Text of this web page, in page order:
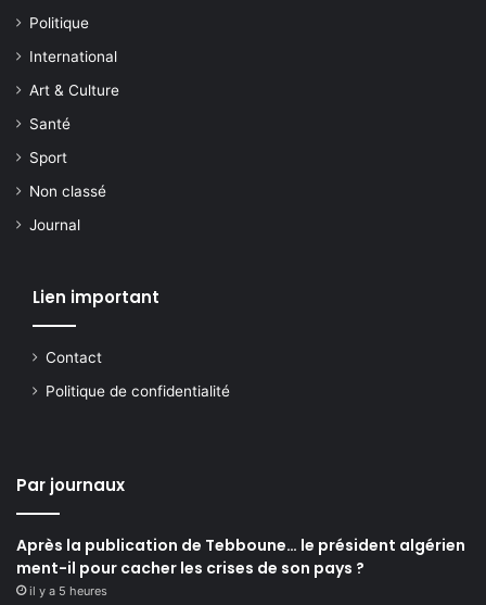
Politique
International
Art & Culture
Santé
Sport
Non classé
Journal
Lien important
Contact
Politique de confidentialité
Par journaux
Après la publication de Tebboune… le président algérien
ment-il pour cacher les crises de son pays ?
il y a 5 heures